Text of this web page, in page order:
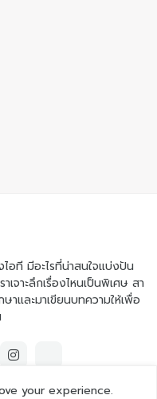
อที มีอะไรที่น่าสนใจแบ่งปัน
เจาะลึกเรื่องไหนเป็นพิเศษ สา
าและมาเขียนบทความให้เพื่อ
your experience.